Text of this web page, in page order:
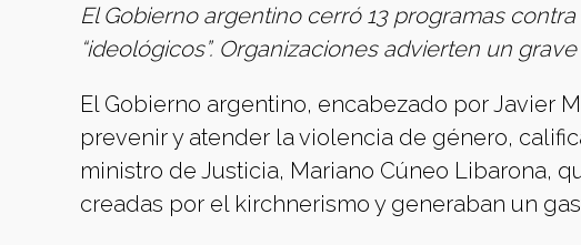
El Gobierno argentino cerró 13 programas
“ideológicos”. Organizaciones advierten un
El Gobierno argentino, encabezado por Javier
prevenir y atender la violencia de género,
ministro de Justicia, Mariano Cúneo Libarona,
creadas por el kirchnerismo y generaban un